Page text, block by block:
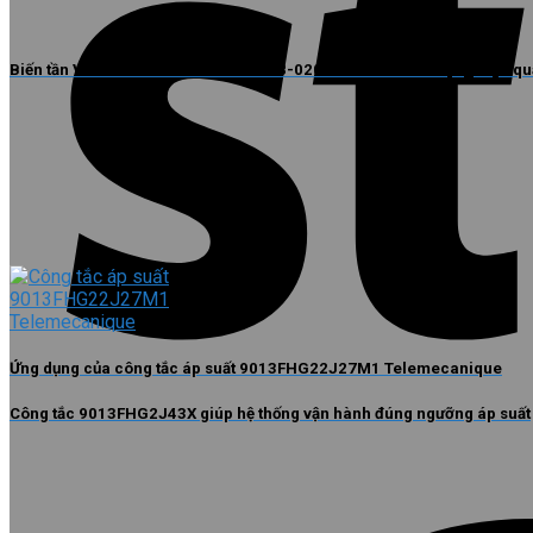
Biến tần VEICHI AC810-D10-T3-0358-0200 điều khiển tải nặng hiệu
Ứng dụng của công tắc áp suất 9013FHG22J27M1 Telemecanique
Công tắc 9013FHG2J43X giúp hệ thống vận hành đúng ngưỡng áp suất